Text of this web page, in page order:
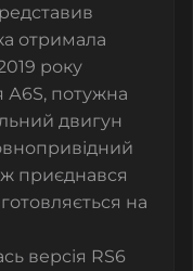
отримала
року
А6S, потужна
двигун
приєднався
на
версія RS6